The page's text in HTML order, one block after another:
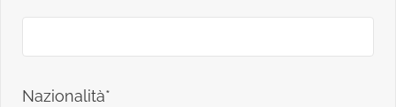
Nazionalità*